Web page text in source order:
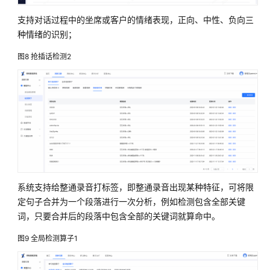
方
案
述
资
实
施
骤
全
支持对话过程中的坐席或客户的情绪表现，正向、中性、负向三
种情绪的识别；
图8 抢插话检测2
系统支持给整通录音打标签，即整通录音出现某种特征，可将限
定句子合并为一个段落进行一次分析，例如检测包含全部关键
词，只要合并后的段落中包含全部的关键词就算命中。
图9 全局检测算子1